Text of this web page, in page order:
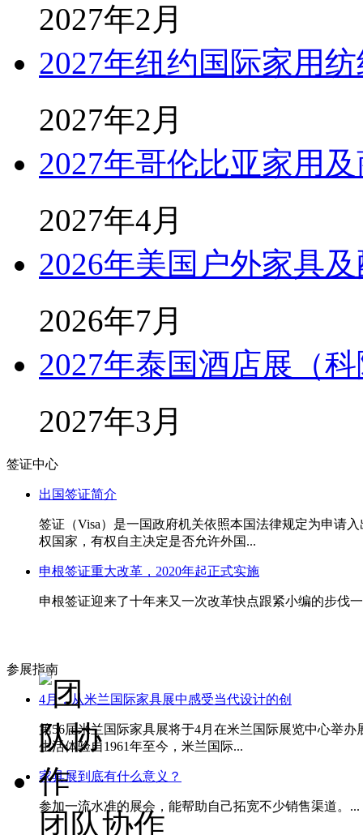
2027年2月
2027年纽约国际家用
2027年2月
2027年哥伦比亚家用
2027年4月
2026年美国户外家具
2026年7月
2027年泰国酒店展（
2027年3月
签证中心
出国签证简介
签证（Visa）是一国政府机关依照本国法律规定为申请
权国家，有权自主决定是否允许外国...
申根签证重大改革，2020年起正式实施
申根签证迎来了十年来又一次改革快点跟紧小编的步伐
参展指南
4月，从米兰国际家具展中感受当代设计的创
第56届米兰国际家具展将于4月在米兰国际展览中心举
生活体验自1961年至今，米兰国际...
家具展到底有什么意义？
参加一流水准的展会，能帮助自己拓宽不少销售渠道。...
团队协作